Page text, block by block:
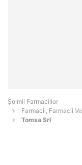
Şoimii Farmaciilor
Farmacii, Farmacii
Tomsa Srl